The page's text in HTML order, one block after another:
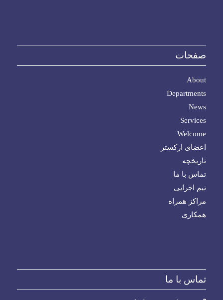
صفحات
About
Departments
News
Services
Welcome
اعضای ارکستر
تاریخچه
تماس با ما
تیم اجرایی
مراکز همراه
همکاری
تماس با ما